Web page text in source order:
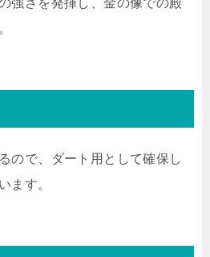
強さを発揮し、金の像での殿
ので、ダート用として確保し
ます。